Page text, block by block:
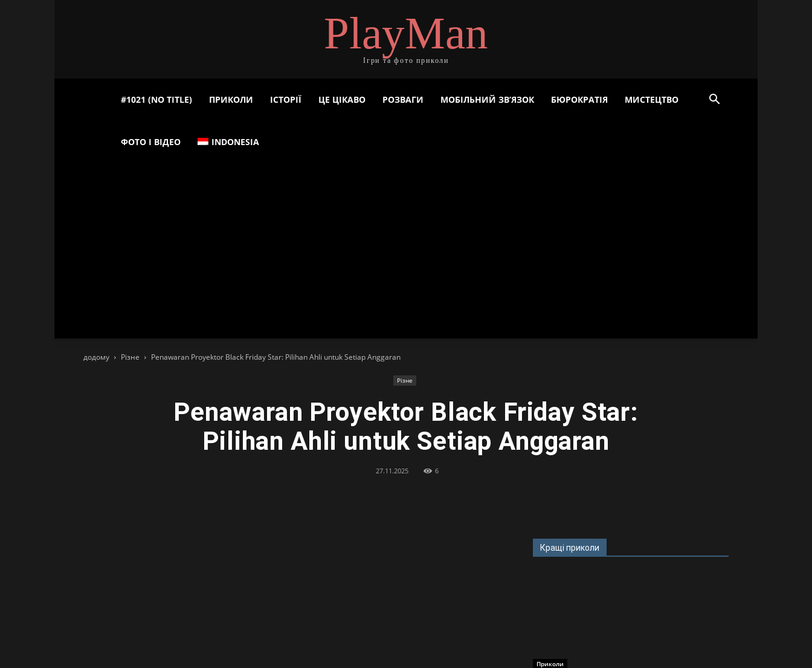
PlayMan
Ігри та фото приколи
#1021 (NO TITLE) ПРИКОЛИ ІСТОРІЇ ЦЕ ЦІКАВО РОЗВАГИ МОБІЛЬНИЙ ЗВ’ЯЗОК БЮРОКРАТІЯ МИСТЕЦТВО
ФОТО І ВІДЕО INDONESIA
додому Різне Penawaran Proyektor Black Friday Star: Pilihan Ahli untuk Setiap Anggaran
Різне
Penawaran Proyektor Black Friday Star:
Pilihan Ahli untuk Setiap Anggaran
27.11.2025 6
Кращі приколи
Приколи